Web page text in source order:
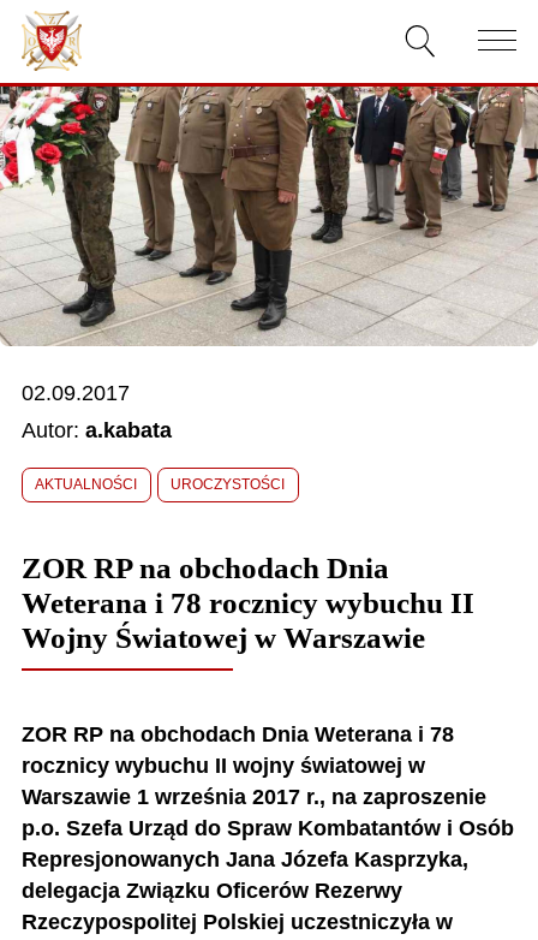
AKTUALNOŚCI
O ZWIĄZKU
DOKUMENTY
WŁADZE
RELACJE FILMOWE
KONKURSY
02.09.2017
Autor: a.kabata
AKTUALNOŚCI UROCZYSTOŚCI
ZOR RP na obchodach Dnia
Weterana i 78 rocznicy wybuchu II
Wojny Światowej w Warszawie
ZOR RP na obchodach Dnia Weterana i 78
rocznicy wybuchu II wojny światowej w
Warszawie 1 września 2017 r., na zaproszenie
p.o. Szefa Urząd do Spraw Kombatantów i Osób
Represjonowanych Jana Józefa Kasprzyka,
delegacja Związku Oficerów Rezerwy
Rzeczypospolitej Polskiej uczestniczyła w